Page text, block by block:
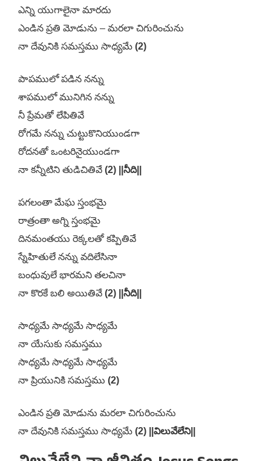
ఎన్ని యుగాలైనా మారదు
ఎండిన ప్రతి మోడును – మరలా చిగురించును
నా దేవునికి సమస్తము సాధ్యమే (2)
పాపములో పడిన నన్ను
శాపములో మునిగిన నన్ను
నీ ప్రేమతో లేపితివే
రోగమే నన్ను చుట్టుకొనియుండగా
రోదనతో ఒంటరినైయుండగా
నా కన్నీటిని తుడిచితివే (2) ||నీది||
పగలంతా మేఘ స్తంభమై
రాత్రంతా అగ్ని స్తంభమై
దినమంతయు రెక్కలతో కప్పితివే
స్నేహితులే నన్ను వదిలేసినా
బంధువులే భారమని తలచినా
నా కొరకే బలి అయితివే (2) ||నీది||
సాధ్యమే సాధ్యమే సాధ్యమే
నా యేసుకు సమస్తము
సాధ్యమే సాధ్యమే సాధ్యమే
నా ప్రియునికి సమస్తము (2)
ఎండిన ప్రతి మోడును మరలా చిగురించును
నా దేవునికి సమస్తము సాధ్యమే (2) ||విలువేలేని||